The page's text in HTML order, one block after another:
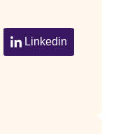
Linkedin